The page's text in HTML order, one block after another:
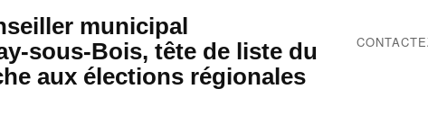
municipal
sous-Bois, tête de liste du
aux élections régionales